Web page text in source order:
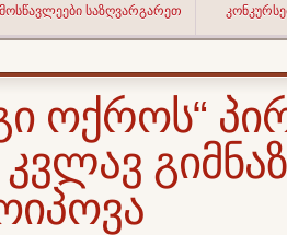
ᲛᲝᲡᲬᲐᲕᲚᲔᲔᲑᲘ ᲡᲐᲖᲦᲕᲐᲠᲒᲐᲠᲔᲗ
ოქროს“